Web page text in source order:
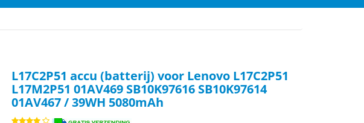
L17C2P51 accu (batterij) voor Lenovo L17C2P51
L17M2P51 01AV469 SB10K97616 SB10K97614
01AV467 / 39WH 5080mAh